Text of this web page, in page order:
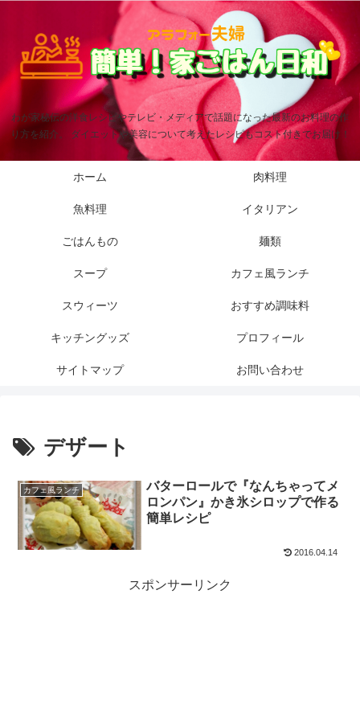
わが家秘伝の洋食レシピやテレビ・メディアで話題になった最新のお料理の作
り方を紹介。 ダイエットや美容について考えたレシピもコスト付きでお届け！
ホーム 肉料理
魚料理 イタリアン
ごはんもの 麺類
スープ カフェ風ランチ
スウィーツ おすすめ調味料
キッチングッズ プロフィール
サイトマップ お問い合わせ
デザート
カフェ風ランチ
バターロールで『なんちゃってメ
ロンパン』かき氷シロップで作る
簡単レシピ
2016.04.14
スポンサーリンク